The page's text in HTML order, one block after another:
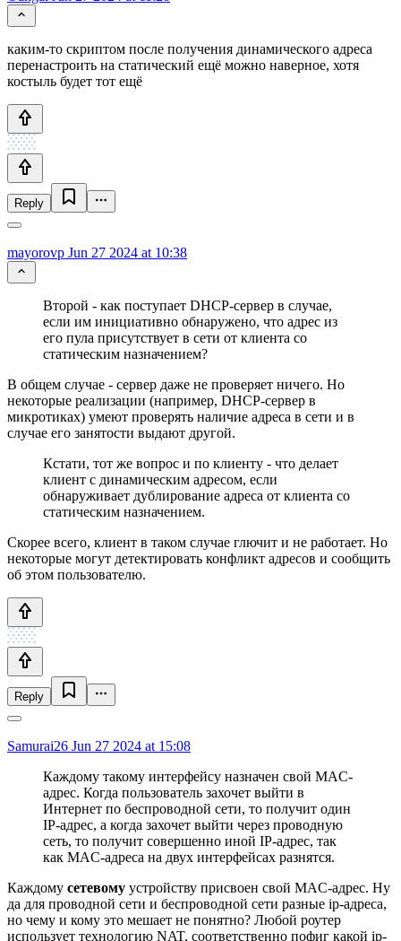
каким-то скриптом после получения динамического адреса
перенастроить на статический ещё можно наверное, хотя
костыль будет тот ещё
Reply
mayorovp Jun 27 2024 at 10:38
Второй - как поступает DHCP-сервер в случае,
если им инициативно обнаружено, что адрес из
его пула присутствует в сети от клиента со
статическим назначением?
В общем случае - сервер даже не проверяет ничего. Но
некоторые реализации (например, DHCP-сервер в
микротиках) умеют проверять наличие адреса в сети и в
случае его занятости выдают другой.
Кстати, тот же вопрос и по клиенту - что делает
клиент с динамическим адресом, если
обнаруживает дублирование адреса от клиента со
статическим назначением.
Скорее всего, клиент в таком случае глючит и не работает. Но
некоторые могут детектировать конфликт адресов и сообщить
об этом пользователю.
Reply
Samurai26 Jun 27 2024 at 15:08
Каждому такому интерфейсу назначен свой MAC-
адрес. Когда пользователь захочет выйти в
Интернет по беспроводной сети, то получит один
IP-адрес, а когда захочет выйти через проводную
сеть, то получит совершенно иной IP-адрес, так
как MAC-адреса на двух интерфейсах разнятся.
Каждому сетевому устройству присвоен свой MAC-адрес. Ну
да для проводной сети и беспроводной сети разные ip-адреса,
но чему и кому это мешает не понятно? Любой роутер
использует технологию NAT, соответственно пофиг какой ip-